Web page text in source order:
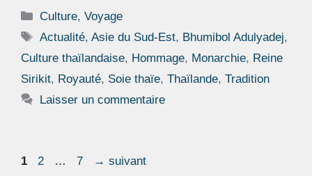
Catégories
Culture,Voyage
Étiquettes
Actualité,Asie du Sud-Est, Bhumibol Adulyadej,
Culture thaïlandaise, Hommage, Monarchie, Reine
Sirikit, Royauté, Soie thaïe, Thaïlande, Tradition
Laisser un commentaire
Page
1 Page
2 … Page
7 → suivant